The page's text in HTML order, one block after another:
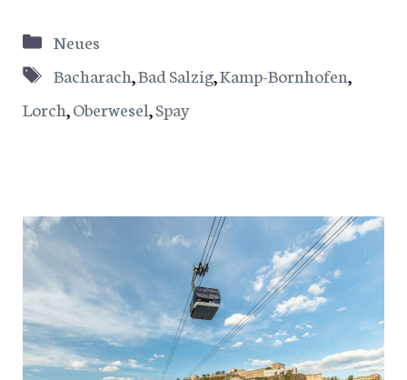
Kategorien
Neues
Schlagwörter
Bacharach,Bad Salzig,Kamp-Bornhofen,
Lorch,Oberwesel,Spay